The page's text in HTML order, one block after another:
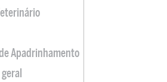
Apadrinhamento